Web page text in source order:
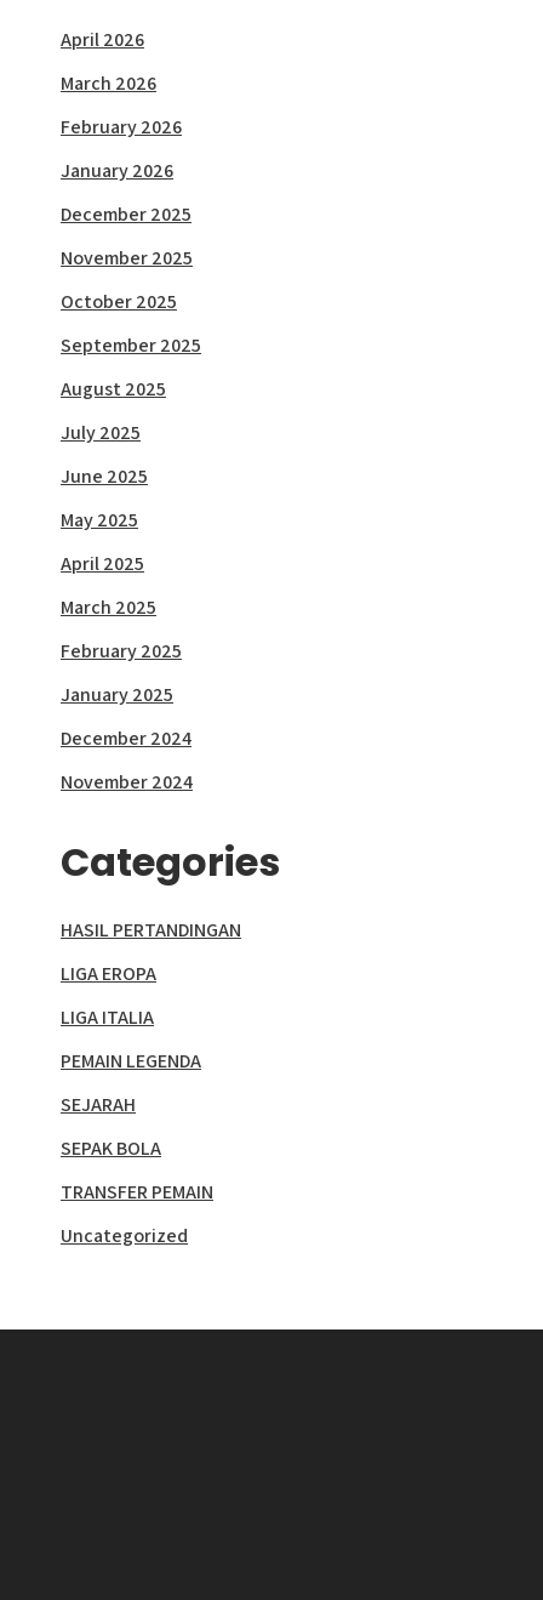
April 2026
March 2026
February 2026
January 2026
December 2025
November 2025
October 2025
September 2025
August 2025
July 2025
June 2025
May 2025
April 2025
March 2025
February 2025
January 2025
December 2024
November 2024
Categories
HASIL PERTANDINGAN
LIGA EROPA
LIGA ITALIA
PEMAIN LEGENDA
SEJARAH
SEPAK BOLA
TRANSFER PEMAIN
Uncategorized